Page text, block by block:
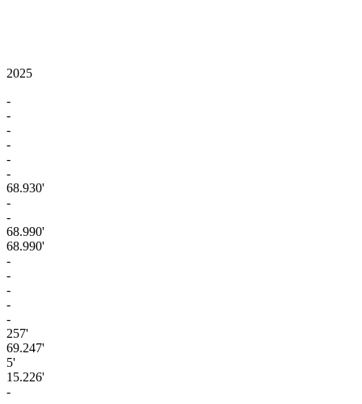
2025
-
-
-
-
-
-
68.930'
-
-
68.990'
68.990'
-
-
-
-
-
257'
69.247'
5'
15.226'
-